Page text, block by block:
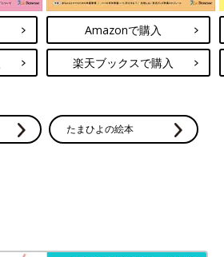
Amazonで購入
楽天ブックスで購入
たまひよの絵本